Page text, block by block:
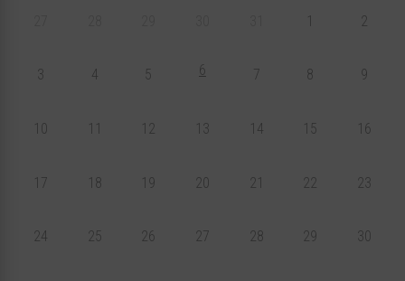
1 2
3 4 5 6 7 8 9
10 11 12 13 14 15 16
17 18 19 20 21 22 23
24 25 26 27 28 29 30